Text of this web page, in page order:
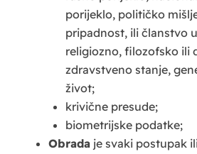
porijeklo, političko
pripadnost, ili članstvo
religiozno, filozofsko ili
zdravstveno stanje,
život;
krivične presude;
biometrijske podatke;
Obrada je svaki postupak